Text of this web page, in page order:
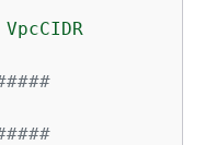
VpcCIDR